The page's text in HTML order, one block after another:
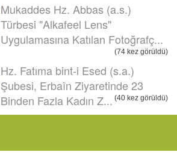
Mukaddes Hz. Abbas (a.s.)
Türbesi "Alkafeel Lens"
Uygulamasına Katılan Fotoğrafç...
(74 kez görüldü)
Hz. Fatıma bint-i Esed (s.a.)
Şubesi, Erbaîn Ziyaretinde 23
Binden Fazla Kadın Z... (40 kez görüldü)